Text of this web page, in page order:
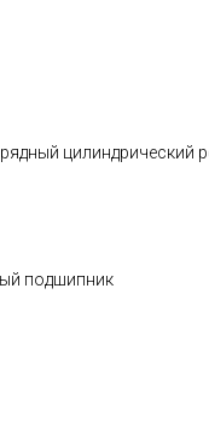
цилиндрический
подшипник